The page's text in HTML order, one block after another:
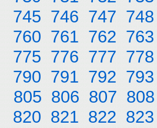
745 746 747 748
760 761 762 763
775 776 777 778
790 791 792 793
805 806 807 808
820 821 822 823